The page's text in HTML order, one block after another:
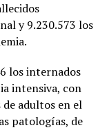
y 9.230.573 los
los internados
intensiva, con
adultos en el
patologías, de